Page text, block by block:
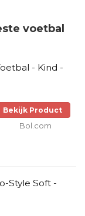
voetbal
- Kind -
Bekijk Product
Bol.com
Style Soft -